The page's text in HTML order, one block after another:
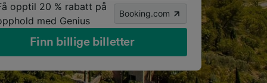
opptil 20 % rabatt på
med Genius
Booking.com
Finn billige billetter